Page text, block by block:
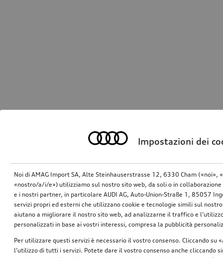
Impostazioni dei
Noi di AMAG Import SA, Alte Steinhauserstrasse 12, 6330 Cham («noi»,
«nostro/a/i/e») utilizziamo sul nostro sito web, da soli o in
e i nostri partner, in particolare AUDI AG, Auto-Union-Straße 1, 85057
servizi propri ed esterni che utilizzano cookie e tecnologie simili sul
aiutano a migliorare il nostro sito web, ad analizzarne il traffico e
personalizzati in base ai vostri interessi, compresa la pubblicità
Per utilizzare questi servizi è necessario il vostro consenso. Cliccando
l’utilizzo di tutti i servizi. Potete dare il vostro consenso anche cliccando